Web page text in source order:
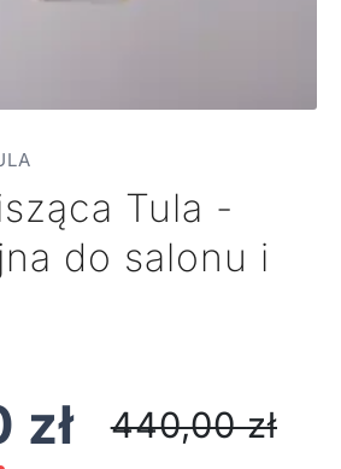
Tula -
do salonu i
zł 440,00zł